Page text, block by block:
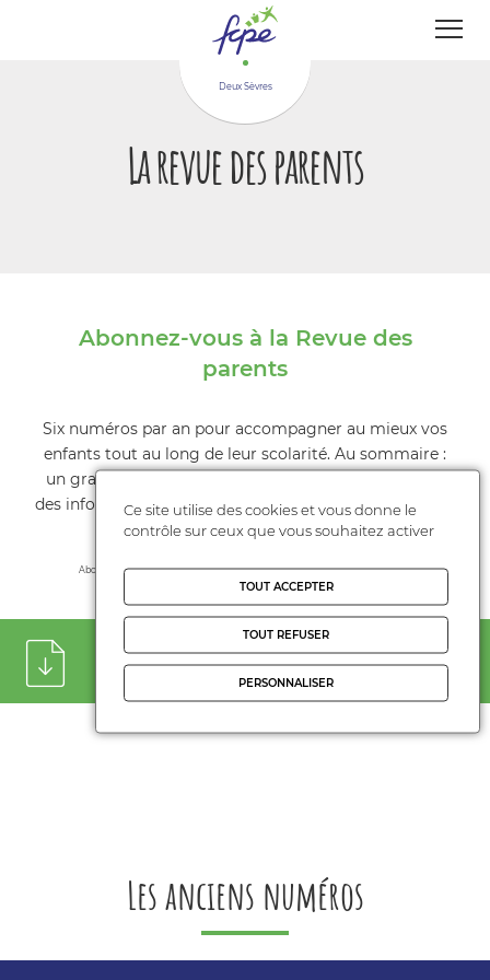
Deux Sèvres
La revue des parents
Abonnez-vous à la Revue des
parents
Six numéros par an pour accompagner au mieux vos
enfants tout au long de leur scolarité. Au sommaire :
un grand dossier d'actualité sur le système éducatif,
des informations et conseils pratiques sur l'orientation,
la santé, la vie en famille…
Abonnez-vous en cliquanticiou télécharger le bon de commande ci-dessous.
Téléchargez le bulletin d'abonnement
Les anciens numéros
Ce site utilise des cookies et vous donne le
contrôle sur ceux que vous souhaitez activer
TOUT ACCEPTER
TOUT REFUSER
PERSONNALISER